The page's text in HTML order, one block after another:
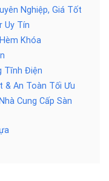
Nghiệp, Giá Tốt
Uy Tín
Khóa
Tĩnh Điện
& An Toàn Tối Ưu
Cung Cấp Sàn